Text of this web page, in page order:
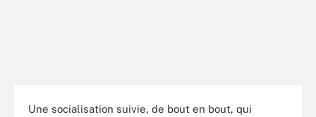
Une socialisation suivie, de bout en bout, qui